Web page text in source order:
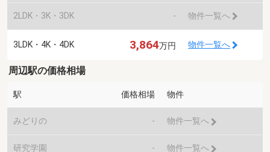
2LDK・3K・3DK - 物件一覧へ
3LDK・4K・4DK 3,864万円 物件一覧へ
周辺駅の価格相場
駅 価格相場 物件
みどりの - 物件一覧へ
研究学園 - 物件一覧へ